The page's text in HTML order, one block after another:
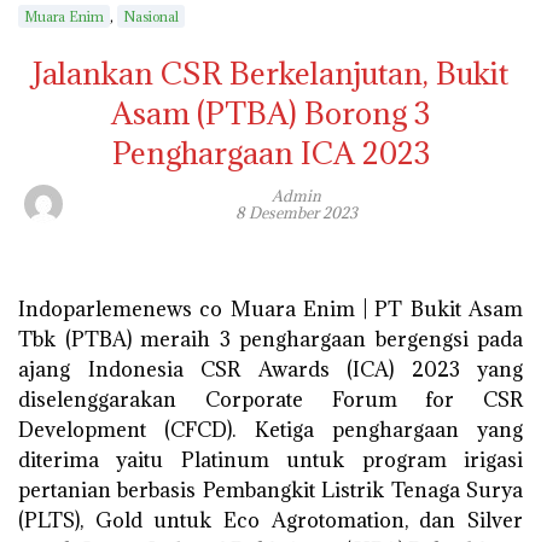
Muara Enim , Nasional
Jalankan CSR Berkelanjutan, Bukit
Asam (PTBA) Borong 3
Penghargaan ICA 2023
Admin
8 Desember 2023
Indoparlemenews co Muara Enim | PT Bukit Asam
Tbk (PTBA) meraih 3 penghargaan bergengsi pada
ajang Indonesia CSR Awards (ICA) 2023 yang
diselenggarakan Corporate Forum for CSR
Development (CFCD). Ketiga penghargaan yang
diterima yaitu Platinum untuk program irigasi
pertanian berbasis Pembangkit Listrik Tenaga Surya
(PLTS), Gold untuk Eco Agrotomation, dan Silver